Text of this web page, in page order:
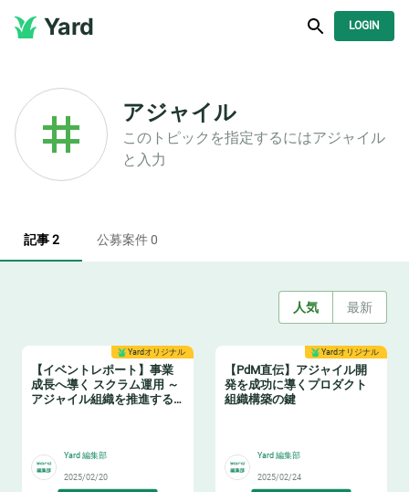
Yard LOGIN
アジャイル
このトピックを指定するにはアジャイル
と入力
記事 2 公募案件 0
人気 最新
Yardオリジナル
【イベントレポート】事業
成長へ導く スクラム運用 ～
アジャイル組織を推進する
Yard 編集部
2025/02/20
Yardオリジナル
【PdM直伝】アジャイル開
発を成功に導くプロダクト
組織構築の鍵
Yard 編集部
2025/02/24